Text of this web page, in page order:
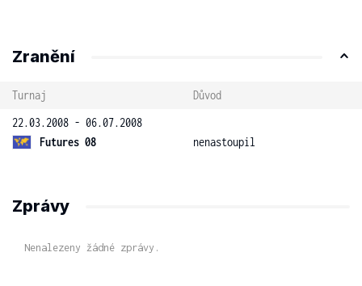
Zranění
Turnaj
Důvod
22.03.2008 - 06.07.2008
Futures 08
nenastoupil
Zprávy
Nenalezeny žádné zprávy.